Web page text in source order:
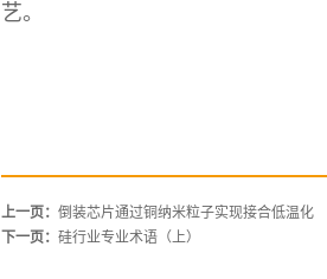
艺。
上一页： 倒装芯片通过铜纳米粒子实现接合低温化
下一页： 硅行业专业术语（上）